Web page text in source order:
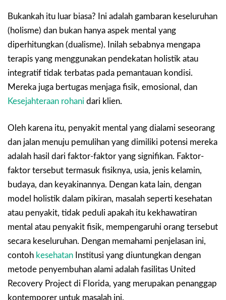
Bukankah itu luar biasa? Ini adalah gambaran keseluruhan
(holisme) dan bukan hanya aspek mental yang
diperhitungkan (dualisme). Inilah sebabnya mengapa
terapis yang menggunakan pendekatan holistik atau
integratif tidak terbatas pada pemantauan kondisi.
Mereka juga bertugas menjaga fisik, emosional, dan
Kesejahteraan rohani dari klien.
Oleh karena itu, penyakit mental yang dialami seseorang
dan jalan menuju pemulihan yang dimiliki potensi mereka
adalah hasil dari faktor-faktor yang signifikan. Faktor-
faktor tersebut termasuk fisiknya, usia, jenis kelamin,
budaya, dan keyakinannya. Dengan kata lain, dengan
model holistik dalam pikiran, masalah seperti kesehatan
atau penyakit, tidak peduli apakah itu kekhawatiran
mental atau penyakit fisik, mempengaruhi orang tersebut
secara keseluruhan. Dengan memahami penjelasan ini,
contoh kesehatan Institusi yang diuntungkan dengan
metode penyembuhan alami adalah fasilitas United
Recovery Project di Florida, yang merupakan penanggap
kontemporer untuk masalah ini.